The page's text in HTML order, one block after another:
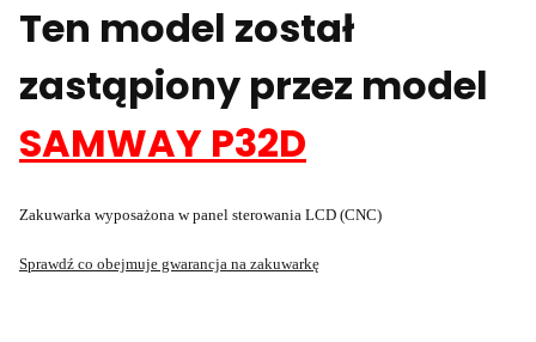
Ten model został
zastąpiony przez model
SAMWAY P32D
Zakuwarka wyposażona w panel sterowania LCD (CNC)
Sprawdź co obejmuje gwarancja na zakuwarkę